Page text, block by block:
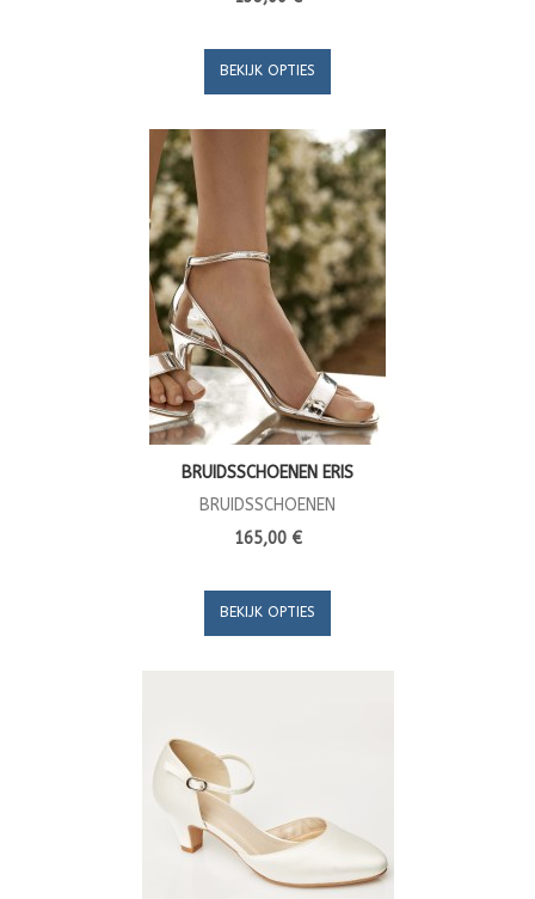
BEKIJK OPTIES
BRUIDSSCHOENEN ERIS
BRUIDSSCHOENEN
165,00 €
BEKIJK OPTIES